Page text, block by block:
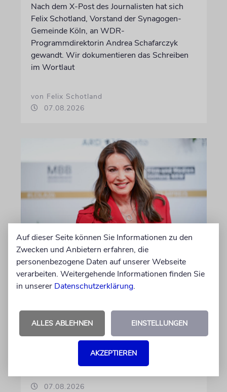
Nach dem X-Post des Journalisten hat sich
Felix Schotland, Vorstand der Synagogen-
Gemeinde Köln, an WDR-
Programmdirektorin Andrea Schafarczyk
gewandt. Wir dokumentieren das Schreiben
im Wortlaut
von Felix Schotland
07.08.2026
BERLIN
Einsatz gegen Judenhass:
Iris Berben erhält Deutschen
Kulturpolitikpreis
Die Schauspielerin steht nicht nur vor der
Kamera, sondern engagiert sich auch
ehrenamtlich. Der Deutsche Kulturrat würdigt
diese Leistung mit einem Preis. Igor Levit ist
07.08.2026
Auf dieser Seite können Sie Informationen zu den
Zwecken und Anbietern erfahren, die
personenbezogene Daten auf unserer Webseite
verarbeiten. Weitergehende Informationen finden Sie
in unserer Datenschutzerklärung.
ALLES ABLEHNEN EINSTELLUNGEN
AKZEPTIEREN